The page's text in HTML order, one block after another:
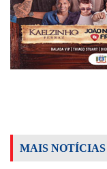
MAIS NOTÍCIAS